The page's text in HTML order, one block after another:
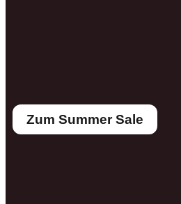
Zum Summer Sale